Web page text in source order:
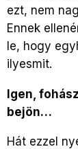
ezt, nem
Ennek
le, hogy
ilyesmit.
Igen,
bejön…
Hát ezzel